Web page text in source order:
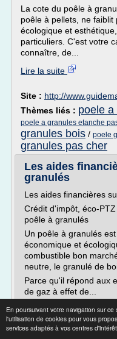
En poursuivant votre navigation sur ce
l'utilisation de cookies pour vous
services adaptés à vos centres
La cote du poêle à
poêle à pellets, ne faiblit
écologique et
particuliers. C'est votre
connaître, de...
Lire la suite
Site : http://
Thèmes liés : poele
poele a granules etanche
granules bois / poele
granules pas cher
Les aides
granulés
Les aides financières
Crédit d'impôt, éco-
poêle à granulés
Un poêle à granulés
économique et
combustible bon
neutre, le granulé de
Parce qu'il répond aux
de gaz à effet de...
Lire la suite
Site : http://